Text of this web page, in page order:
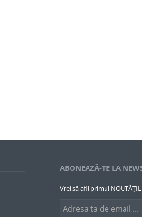
ABONEAZĂ-TE LA
Vrei să afli primul